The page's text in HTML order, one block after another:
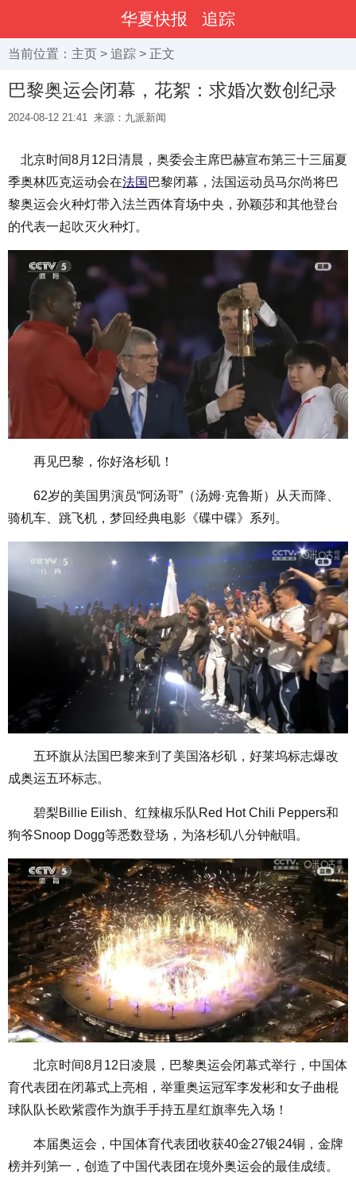
华夏快报 追踪
当前位置： 主页 > 追踪 > 正文
巴黎奥运会闭幕，花絮：求婚次数创纪录
2024-08-12 21:41 来源：九派新闻
北京时间8月12日清晨，奥委会主席巴赫宣布第三十三届夏
季奥林匹克运动会在法国 巴黎闭幕，法国运动员马尔尚将巴
黎奥运会火种灯带入法兰西体育场中央，孙颖莎和其他登台
的代表一起吹灭火种灯。
再见巴黎，你好洛杉矶！
62岁的美国男演员“阿汤哥”（汤姆·克鲁斯）从天而降、
骑机车、跳飞机，梦回经典电影《碟中碟》系列。
五环旗从法国巴黎来到了美国洛杉矶，好莱坞标志爆改
成奥运五环标志。
碧梨Billie Eilish、红辣椒乐队Red Hot Chili Peppers和
狗爷Snoop Dogg等悉数登场，为洛杉矶八分钟献唱。
北京时间8月12日凌晨，巴黎奥运会闭幕式举行，中国体
育代表团在闭幕式上亮相，举重奥运冠军李发彬和女子曲棍
球队队长欧紫霞作为旗手手持五星红旗率先入场！
本届奥运会，中国体育代表团收获40金27银24铜，金牌
榜并列第一，创造了中国代表团在境外奥运会的最佳成绩。